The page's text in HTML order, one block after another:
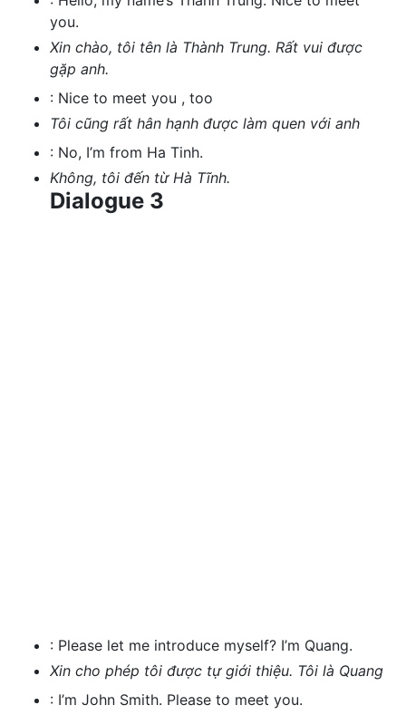
you.
Xin chào, tôi tên là Thành Trung. Rất vui được
gặp anh.
: Nice to meet you , too
Tôi cũng rất hân hạnh được làm quen với anh
: No, I’m from Ha Tinh.
Không, tôi đến từ Hà Tĩnh.
Dialogue 3
: Please let me introduce myself? I’m Quang.
Xin cho phép tôi được tự giới thiệu. Tôi là Quang
: I’m John Smith. Please to meet you.